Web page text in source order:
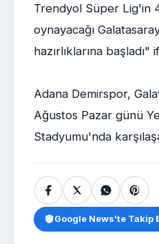
Trendyol Süper Lig'in
oynayacağı
hazırlıklarına
Adana Demirspor,
Ağustos Pazar günü
Stadyumu'nda
Google News'te Takip